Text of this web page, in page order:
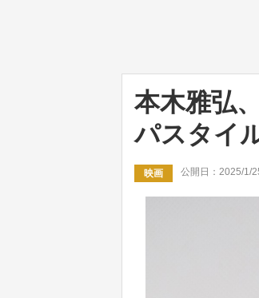
本木雅弘
パスタイ
映画 公開日：2025/1/